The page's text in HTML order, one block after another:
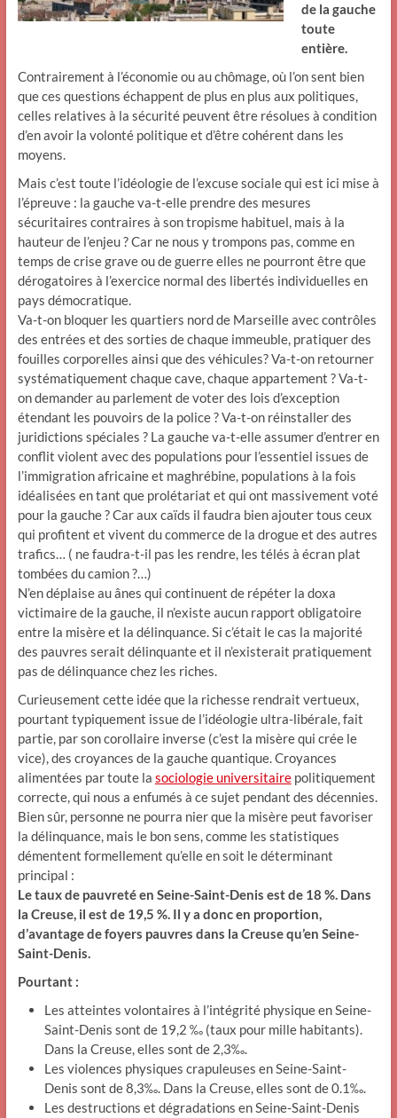
de la gauche
toute
entière.
Contrairement à l’économie ou au chômage, où l’on sent bien
que ces questions échappent de plus en plus aux politiques,
celles relatives à la sécurité peuvent être résolues à condition
d’en avoir la volonté politique et d’être cohérent dans les
moyens.
Mais c’est toute l’idéologie de l’excuse sociale qui est ici mise à
l’épreuve : la gauche va-t-elle prendre des mesures
sécuritaires contraires à son tropisme habituel, mais à la
hauteur de l’enjeu ? Car ne nous y trompons pas, comme en
temps de crise grave ou de guerre elles ne pourront être que
dérogatoires à l’exercice normal des libertés individuelles en
pays démocratique.
Va-t-on bloquer les quartiers nord de Marseille avec contrôles
des entrées et des sorties de chaque immeuble, pratiquer des
fouilles corporelles ainsi que des véhicules? Va-t-on retourner
systématiquement chaque cave, chaque appartement ? Va-t-
on demander au parlement de voter des lois d’exception
étendant les pouvoirs de la police ? Va-t-on réinstaller des
juridictions spéciales ? La gauche va-t-elle assumer d’entrer en
conflit violent avec des populations pour l’essentiel issues de
l’immigration africaine et maghrébine, populations à la fois
idéalisées en tant que prolétariat et qui ont massivement voté
pour la gauche ? Car aux caïds il faudra bien ajouter tous ceux
qui profitent et vivent du commerce de la drogue et des autres
trafics… ( ne faudra-t-il pas les rendre, les télés à écran plat
tombées du camion ?…)
N’en déplaise au ânes qui continuent de répéter la doxa
victimaire de la gauche, il n’existe aucun rapport obligatoire
entre la misère et la délinquance. Si c’était le cas la majorité
des pauvres serait délinquante et il n’existerait pratiquement
pas de délinquance chez les riches.
Curieusement cette idée que la richesse rendrait vertueux,
pourtant typiquement issue de l’idéologie ultra-libérale, fait
partie, par son corollaire inverse (c’est la misère qui crée le
vice), des croyances de la gauche quantique. Croyances
alimentées par toute la sociologie universitairepolitiquement
correcte, qui nous a enfumés à ce sujet pendant des décennies.
Bien sûr, personne ne pourra nier que la misère peut favoriser
la délinquance, mais le bon sens, comme les statistiques
démentent formellement qu’elle en soit le déterminant
principal :
Le taux de pauvreté en Seine-Saint-Denis est de 18 %. Dans
la Creuse, il est de 19,5 %. Il y a donc en proportion,
d’avantage de foyers pauvres dans la Creuse qu’en Seine-
Saint-Denis.
Pourtant :
Les atteintes volontaires à l’intégrité physique en Seine-
Saint-Denis sont de 19,2 ‰ (taux pour mille habitants).
Dans la Creuse, elles sont de 2,3‰.
Les violences physiques crapuleuses en Seine-Saint-
Denis sont de 8,3‰. Dans la Creuse, elles sont de 0.1‰.
Les destructions et dégradations en Seine-Saint-Denis